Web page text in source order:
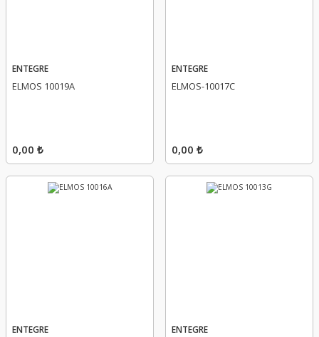
ENTEGRE
ELMOS 10019A
0,00 ₺
ENTEGRE
ELMOS-10017C
0,00 ₺
ENTEGRE ENTEGRE